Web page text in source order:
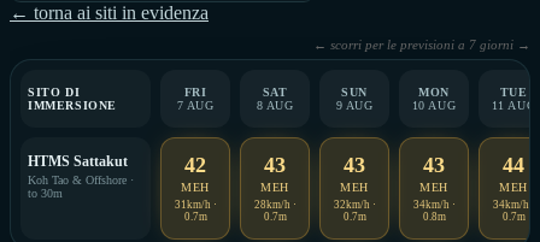
← torna ai siti in evidenza
← scorri per le previsioni a 7 giorni →
SITO DI
IMMERSIONE
FRI
7 AUG
SAT
8 AUG
SUN
9 AUG
MON
10 AUG
TUE
11 AUG
HTMS Sattakut
Koh Tao & Offshore ·
to 30m
42
MEH
31km/h ·
0.7m
43
MEH
28km/h ·
0.7m
43
MEH
32km/h ·
0.7m
43
MEH
34km/h ·
0.8m
44
MEH
34km/h ·
0.7m